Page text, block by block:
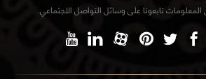
تابعونا على وسائل التواصل الاجتماعي.